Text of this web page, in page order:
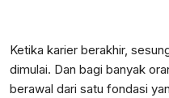
Ketika karier berakhir,
dimulai. Dan bagi banyak
berawal dari satu fondasi